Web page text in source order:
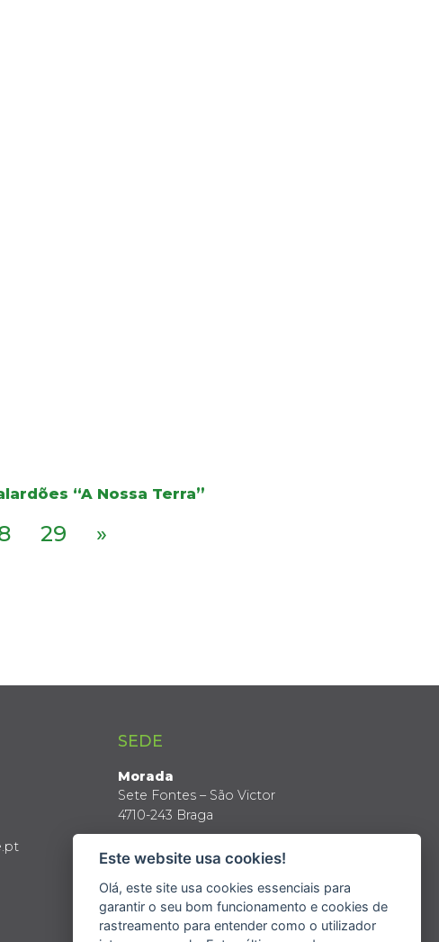
“A Nossa Terra”
29 »
SEDE
Morada
Sete Fontes – São Victor
4710-243 Braga
Latitude: 41º 34’ N
Longitude: 8º 24’ W
Este website usa cookies!
Olá, este site usa cookies essenciais para
garantir o seu bom funcionamento e cookies de
rastreamento para entender como o utilizador